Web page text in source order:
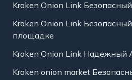
Kraken Onion Link
Kraken Onion Link
площадке
Kraken Onion Link Надежный
Kraken onion market